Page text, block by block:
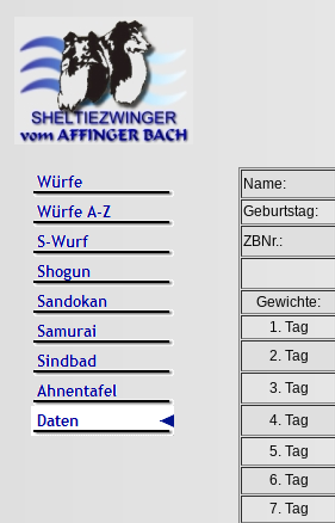
Name:
Geburtstag:
ZBNr.:
Gewichte:
1. Tag
2. Tag
3. Tag
4. Tag
5. Tag
6. Tag
7. Tag